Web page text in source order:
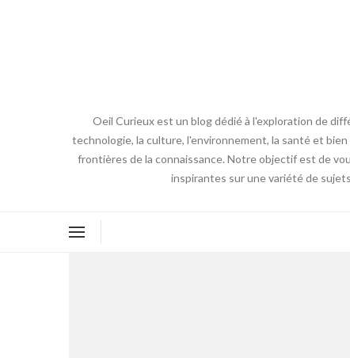
Oeil Curieux est un blog dédié à l'exploration de
technologie, la culture, l'environnement, la santé et
frontières de la connaissance. Notre objectif est de
inspirantes sur une variété de